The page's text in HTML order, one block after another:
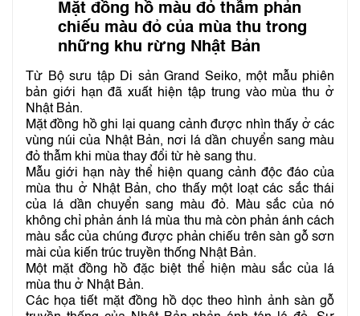
Mặt đồng hồ màu đỏ thẫm phản
chiếu màu đỏ của mùa thu trong
những khu rừng Nhật Bản
Từ Bộ sưu tập Di sản Grand Seiko, một mẫu phiên
bản giới hạn đã xuất hiện tập trung vào mùa thu ở
Nhật Bản.
Mặt đồng hồ ghi lại quang cảnh được nhìn thấy ở các
vùng núi của Nhật Bản, nơi lá dần chuyển sang màu
đỏ thẫm khi mùa thay đổi từ hè sang thu.
Mẫu giới hạn này thể hiện quang cảnh độc đáo của
mùa thu ở Nhật Bản, cho thấy một loạt các sắc thái
của lá dần chuyển sang màu đỏ. Màu sắc của nó
không chỉ phản ánh lá mùa thu mà còn phản ánh cách
màu sắc của chúng được phản chiếu trên sàn gỗ sơn
mài của kiến ​​trúc truyền thống Nhật Bản.
Một mặt đồng hồ đặc biệt thể hiện màu sắc của lá
mùa thu ở Nhật Bản.
Các họa tiết mặt đồng hồ dọc theo hình ảnh sàn gỗ